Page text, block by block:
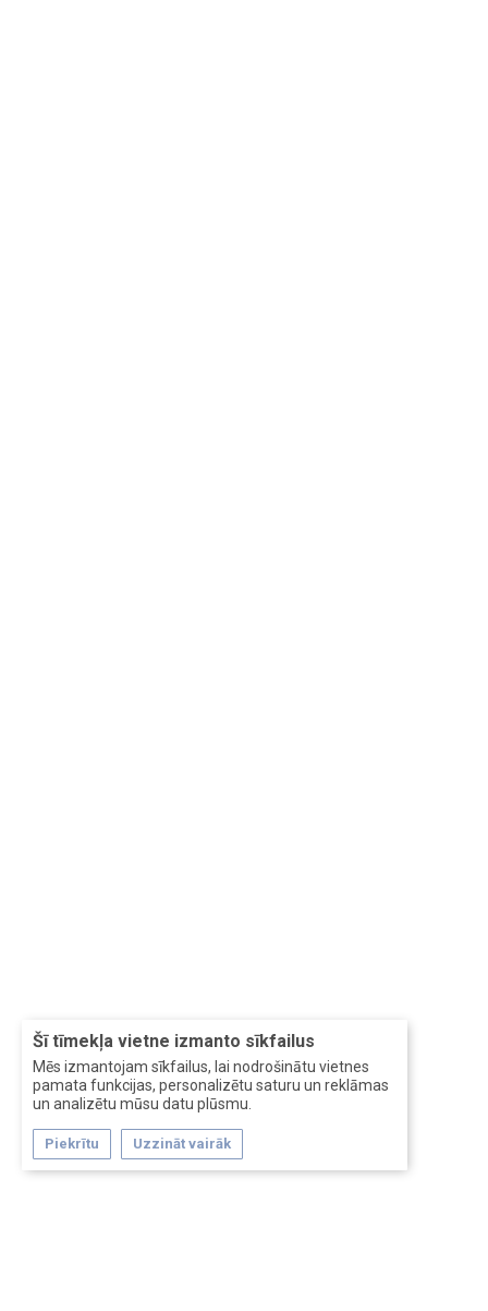
Šī tīmekļa vietne izmanto sīkfailus
Mēs izmantojam sīkfailus, lai nodrošinātu vietnes
pamata funkcijas, personalizētu saturu un reklāmas
un analizētu mūsu datu plūsmu.
Piekrītu Uzzināt vairāk